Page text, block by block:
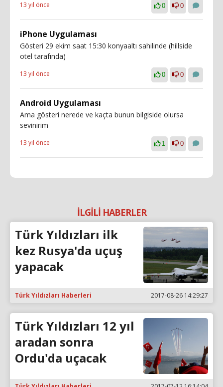
13 yıl önce 0 0
iPhone Uygulaması
Gösteri 29 ekim saat 15:30 konyaaltı sahilinde (hillside
otel tarafında)
13 yıl önce 0 0
Android Uygulaması
Ama gösteri nerede ve kaçta bunun bilgiside olursa
sevinirim
13 yıl önce 1 0
İLGİLİ HABERLER
Türk Yıldızları ilk
kez Rusya'da uçuş
yapacak
Türk Yıldızları Haberleri 2017-08-26 14:29:27
Türk Yıldızları 12 yıl
aradan sonra
Ordu'da uçacak